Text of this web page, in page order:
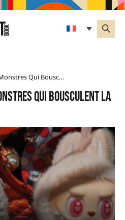
Labubu : Les Petits Monstres Qui Bousculent La Mode Luxe En 2025
qui bousculent la